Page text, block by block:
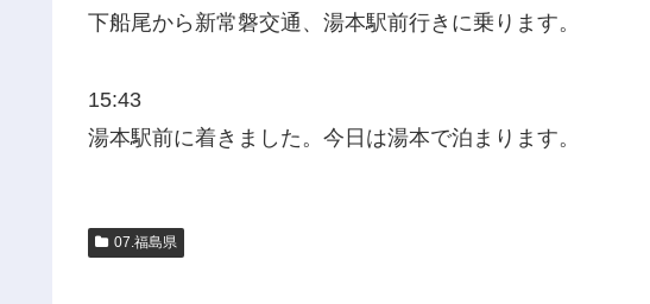
下船尾から新常磐交通、湯本駅前行きに乗ります。
15:43
湯本駅前に着きました。今日は湯本で泊まります。
07.福島県